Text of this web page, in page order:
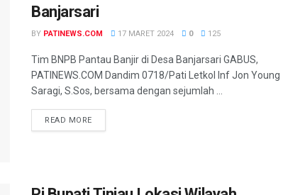
Banjarsari
BY PATINEWS.COM 17 MARET 2024 0 125
Tim BNPB Pantau Banjir di Desa Banjarsari GABUS,
PATINEWS.COM Dandim 0718/Pati Letkol Inf Jon Young
Saragi, S.Sos, bersama dengan sejumlah ...
READ MOREDETAILS